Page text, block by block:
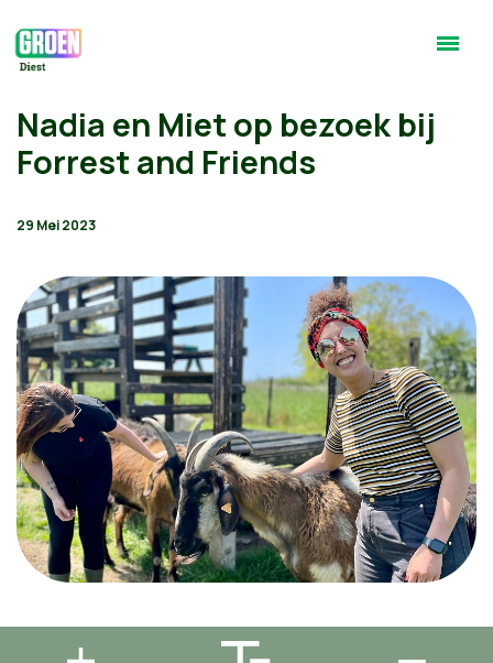
Nadia en Miet op bezoek bij
Forrest and Friends
29 Mei 2023